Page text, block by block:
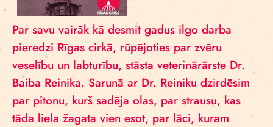
Par savu vairāk kā desmit gadus ilgo darba
pieredzi Rīgas cirkā, rūpējoties par zvēru
veselību un labturību, stāsta veterinārārste Dr.
Baiba Reinika. Sarunā ar Dr. Reiniku dzirdēsim
par pitonu, kurš sadēja olas, par strausu, kas
tāda liela žagata vien esot, par lāci, kuram